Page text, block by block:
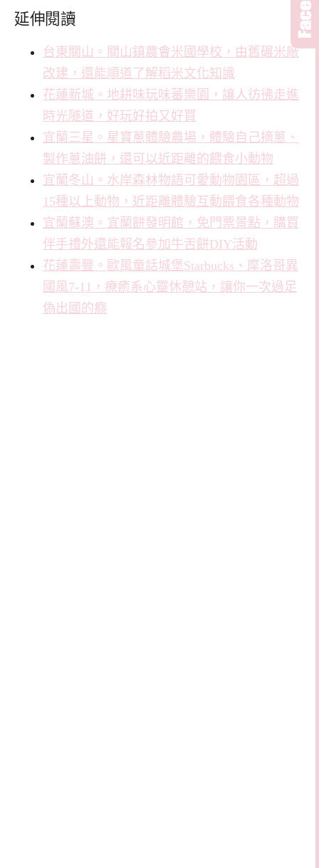
延伸閱讀
台東關山。關山鎮農會米國學校，由舊碾米廠
改建，還能順道了解稻米文化知識
花蓮新城。地耕味玩味蕃樂園，讓人彷彿走進
時光隧道，好玩好拍又好買
宜蘭三星。星寶蔥體驗農場，體驗自己摘蔥、
製作蔥油餅，還可以近距離的餵食小動物
宜蘭冬山。水岸森林物語可愛動物園區，超過
15種以上動物，近距離體驗互動餵食各種動物
宜蘭蘇澳。宜蘭餅發明館，免門票景點，購買
伴手禮外還能報名參加牛舌餅DIY活動
花蓮壽豐。歐風童話城堡Starbucks、摩洛哥異
國風7-11，療癒系心靈休憩站，讓你一次過足
偽出國的癮